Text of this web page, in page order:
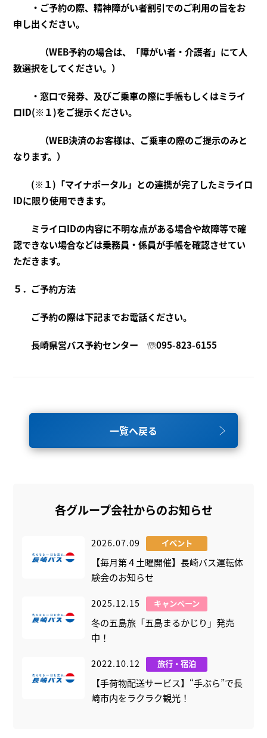
・ご予約の際、精神障がい者割引でのご利用の旨をお
申し出ください。
（WEB予約の場合は、「障がい者・介護者」にて人
数選択をしてください。）
・窓口で発券、及びご乗車の際に手帳もしくはミライ
ロID(※１)をご提示ください。
（WEB決済のお客様は、ご乗車の際のご提示のみと
なります。）
(※１)「マイナポータル」との連携が完了したミライロ
IDに限り使用できます。
ミライロIDの内容に不明な点がある場合や故障等で確
認できない場合などは乗務員・係員が手帳を確認させてい
ただきます。
５．ご予約方法
ご予約の際は下記までお電話ください。
長崎県営バス予約センター ☏095-823-6155
一覧へ戻る
各グループ会社からのお知らせ
2026.07.09 イベント
【毎月第４土曜開催】長崎バス運転体
験会のお知らせ
2025.12.15 キャンペーン
冬の五島旅「五島まるかじり」発売
中！
2022.10.12 旅行・宿泊
【手荷物配送サービス】“手ぶら”で長
崎市内をラクラク観光！